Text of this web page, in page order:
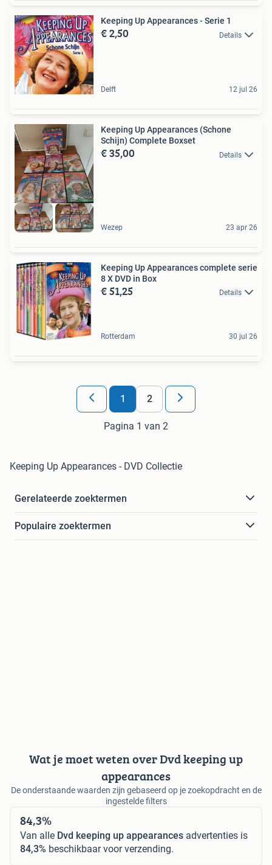
Keeping Up Appearances - Serie 1
€ 2,50 Details
Delft 12 jul 26
Keeping Up Appearances (Schone
Schijn) Complete Boxset
€ 35,00 Details
Wezep 23 apr 26
Keeping Up Appearances complete serie
8 X DVD in Box
€ 51,25 Details
Rotterdam 30 jul 26
1 2
Pagina 1 van 2
Keeping Up Appearances - DVD Collectie
Gerelateerde zoektermen
Populaire zoektermen
Wat je moet weten over Dvd keeping up
appearances
De onderstaande waarden zijn gebaseerd op je zoekopdracht en de
ingestelde filters
84,3%
Van alle Dvd keeping up appearances advertenties is
84,3% beschikbaar voor verzending.